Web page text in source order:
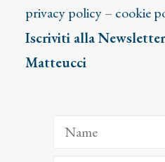
privacy policy– cookie
Iscriviti alla
Matteucci